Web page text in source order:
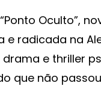
Oculto”,
e radicada na
drama e thriller
que não